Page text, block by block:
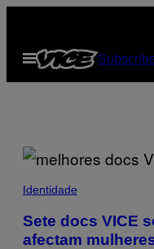
content
Open
Menu
Identidade
Sete docs VICE
afectam